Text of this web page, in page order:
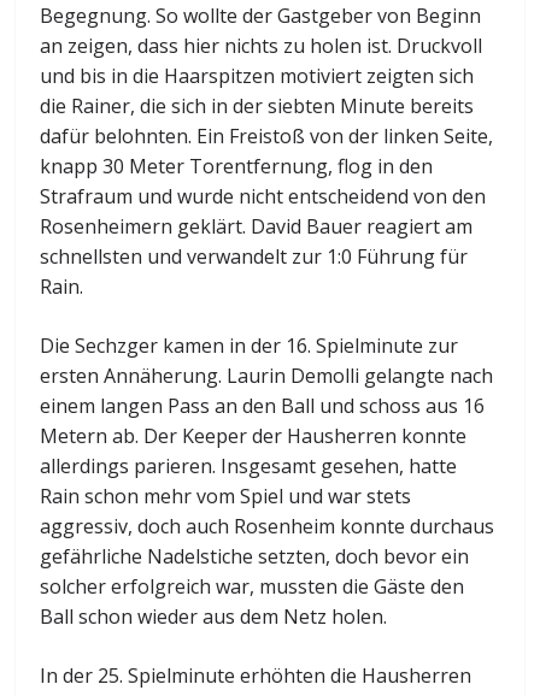
Begegnung. So wollte der Gastgeber von Beginn
an zeigen, dass hier nichts zu holen ist. Druckvoll
und bis in die Haarspitzen motiviert zeigten sich
die Rainer, die sich in der siebten Minute bereits
dafür belohnten. Ein Freistoß von der linken Seite,
knapp 30 Meter Torentfernung, flog in den
Strafraum und wurde nicht entscheidend von den
Rosenheimern geklärt. David Bauer reagiert am
schnellsten und verwandelt zur 1:0 Führung für
Rain.
Die Sechzger kamen in der 16. Spielminute zur
ersten Annäherung. Laurin Demolli gelangte nach
einem langen Pass an den Ball und schoss aus 16
Metern ab. Der Keeper der Hausherren konnte
allerdings parieren. Insgesamt gesehen, hatte
Rain schon mehr vom Spiel und war stets
aggressiv, doch auch Rosenheim konnte durchaus
gefährliche Nadelstiche setzten, doch bevor ein
solcher erfolgreich war, mussten die Gäste den
Ball schon wieder aus dem Netz holen.
In der 25. Spielminute erhöhten die Hausherren